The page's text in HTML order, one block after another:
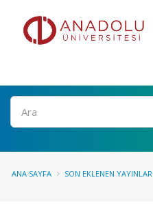
Ara
ANA SAYFA SON EKLENEN YAYINLAR